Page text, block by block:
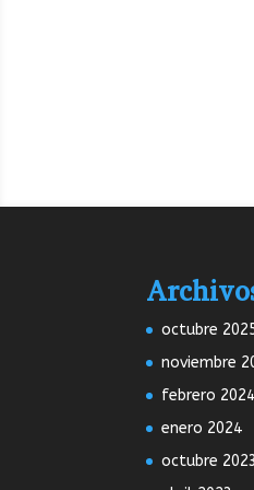
octubre
noviembre
febrero 2024
enero 2024
octubre 2023